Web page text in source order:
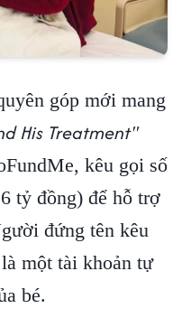
góp mới mang
His Treatment"
kêu gọi số
tỷ đồng) để hỗ trợ
đứng tên kêu
một tài khoản tự
bé.